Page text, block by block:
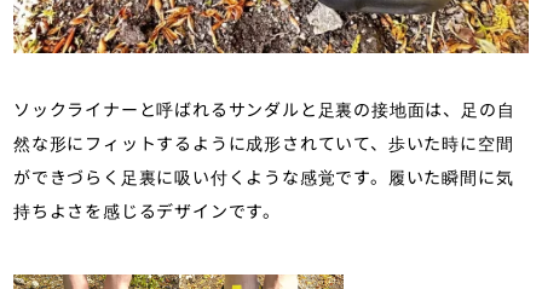
ソックライナーと呼ばれるサンダルと足裏の接地面は、足の自
然な形にフィットするように成形されていて、歩いた時に空間
ができづらく足裏に吸い付くような感覚です。履いた瞬間に気
持ちよさを感じるデザインです。